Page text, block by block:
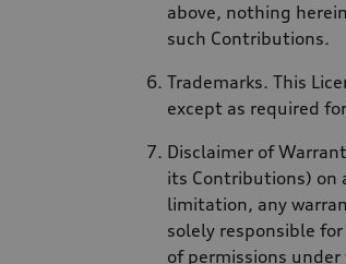
above, nothing
such Contributions.
Trademarks. This
except as required
Disclaimer of
its Contributions) on
limitation, any
solely responsible
of permissions under